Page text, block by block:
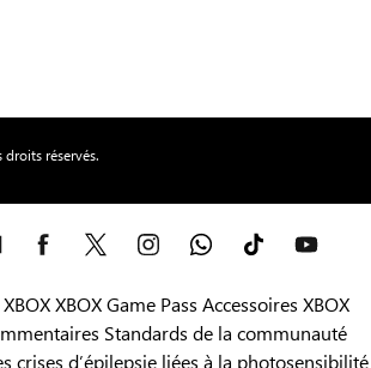
XBOX Game Pass Accessoires XBOX
Standards de la communauté